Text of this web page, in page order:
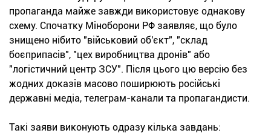
пропаганда майже завжди використовує однакову
схему. Спочатку Міноборони РФ заявляє, що було
знищено нібито "військовий об'єкт", "склад
боєприпасів", "цех виробництва дронів" або
"логістичний центр ЗСУ". Після цього цю версію без
жодних доказів масово поширюють російські
державні медіа, телеграм-канали та пропагандисти.
Такі заяви виконують одразу кілька завдань: